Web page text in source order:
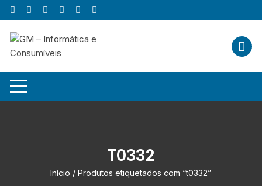
Skip
to
content
T0332
Início / Produtos etiquetados com “t0332”